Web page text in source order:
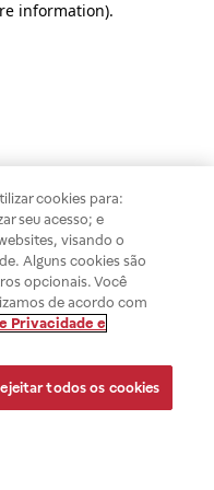
information).
cookies para:
seu acesso; e
visando o
Alguns cookies são
opcionais. Você
de acordo com
Privacidade e
todos os cookies